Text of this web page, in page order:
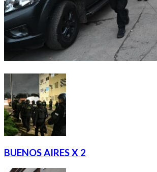
BUENOS AIRES X 2